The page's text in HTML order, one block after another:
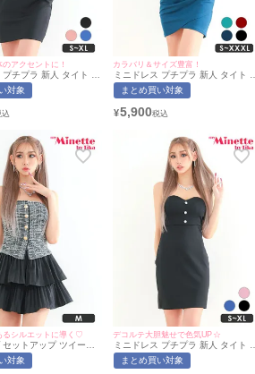
アクセントに！
プチプラ 新人 タイト ラ
リーブ 胸元隠し 背中
ク フリル 黒 キャバドレ
マイミネット
対象
カラバリ＆サイズ豊富！
ミニドレス プチプラ 新人 タイト 長
袖 ワンピース 低身長 谷間 スナック
同伴 袖ラップ ワンカラー ネイビー
XXXLサイズ対応) | myMinette/マイ
まとめ買い対象
¥5,900
るシルエットに導く♡
ットアップ ツイード
Luvique (あおぽん着
対応) | myMinette/マイ
対象
デコルテ大胆魅せで色気UP☆
ミニドレス プチプラ 新人 タイト ベ
アトップ セクシー ラウンジ 低身
長 谷間 パールボタン ハートカット
まとめ買い対象